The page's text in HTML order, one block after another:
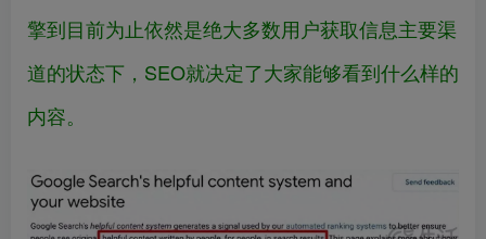
擎到目前为止依然是绝大多数用户获取信息主要渠
道的状态下，SEO就决定了大家能够看到什么样的
内容。